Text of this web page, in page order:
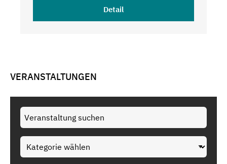
Detail
VERANSTALTUNGEN